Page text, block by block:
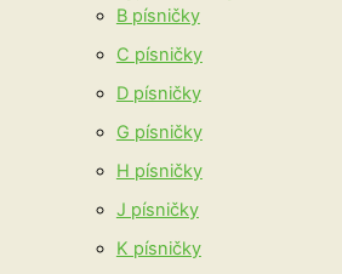
B písničky
C písničky
D písničky
G písničky
H písničky
J písničky
K písničky